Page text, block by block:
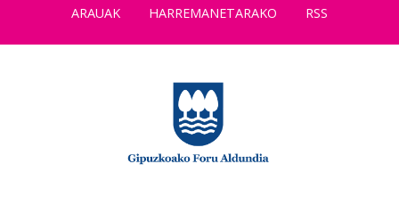
ARAUAK
HARREMANETARAKO RSS